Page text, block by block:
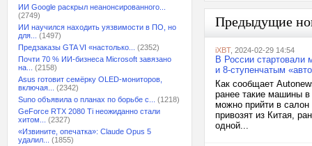
ИИ Google раскрыл неанонсированного...
(2749)
ИИ научился находить уязвимости в ПО, но
для...
(1497)
Предзаказы GTA VI «настолько...
(2352)
Почти 70 % ИИ-бизнеса Microsoft завязано
на...
(2158)
Asus готовит семёрку OLED-мониторов,
включая...
(2342)
Suno объявила о планах по борьбе с...
(1218)
GeForce RTX 2080 Ti неожиданно стали
хитом...
(2327)
«Извините, опечатка»: Claude Opus 5
удалил...
(1855)
Предыдущие
iXBT, 2024-02-29 14:54
В России
и 8-ступенчатым
Как сообщает
ранее такие машины в
можно прийти в
привозят из Китая,
одной...